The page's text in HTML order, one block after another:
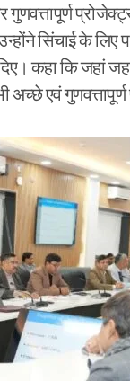
सिंचाई के
कहा कि जहां जहां
एवं गुणवत्तापूर्ण